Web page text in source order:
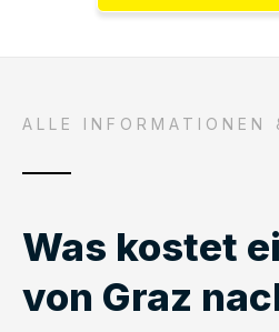
ALLE INFORMATIONEN
Was kostet
von Graz